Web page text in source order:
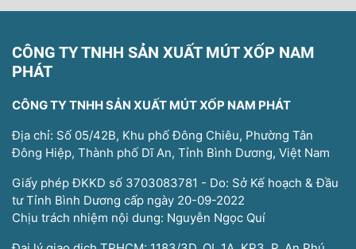
CÔNG TY TNHH SẢN XUẤT MÚT XỐP NAM
PHÁT
CÔNG TY TNHH SẢN XUẤT MÚT XỐP NAM PHÁT
Địa chỉ: Số 05/42B, Khu phố Đông Chiêu, Phường Tân
Đông Hiệp, Thành phố Dĩ An, Tỉnh Bình Dương, Việt Nam
Giấy phép ĐKKD số 3703083781 - Do: Sở Kế hoạch & Đầu
tư Tỉnh Bình Dương cấp ngày 20-09-2022
Chịu trách nhiệm nội dung: Nguyễn Ngọc Quí